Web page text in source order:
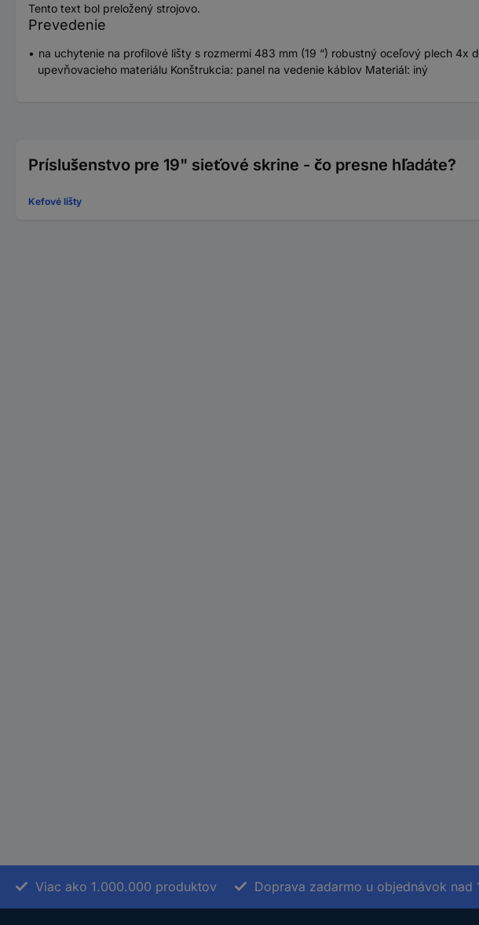
Tento text bol preložený strojovo.
Prevedenie
na uchytenie na profilové lišty s rozmermi 483 mm (19 “) robustný oceľový plech
upevňovacieho materiálu Konštrukcia: panel na vedenie káblov Materiál: iný
Príslušenstvo pre 19" sieťové skrine - čo presne hľadáte?
Kefové lišty
Viac ako 1.000.000 produktov Doprava zadarmo u objednávok nad